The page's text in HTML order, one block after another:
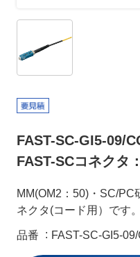
FAST-SC-GI5-09/
FAST-SCコネクタ
MM(OM2：50)・SC/PC
ネクタ(コード用）です。
品番 FAST-SC-GI5-